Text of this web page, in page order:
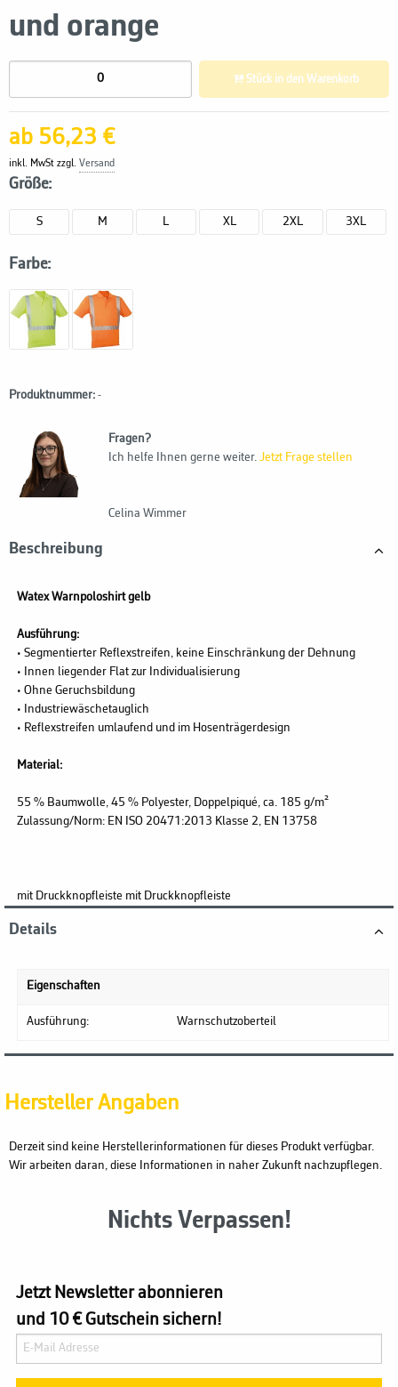
und orange
ab 56,23 €
inkl. MwSt zzgl. Versand
Größe:
S M L XL 2XL 3XL
Farbe:
Stück in den Warenkorb
Produktnummer: -
Fragen?
Ich helfe Ihnen gerne weiter. Jetzt Frage stellen
Celina Wimmer
Beschreibung
Watex Warnpoloshirt gelb
Ausführung:
• Segmentierter Reflexstreifen, keine Einschränkung der Dehnung
• Innen liegender Flat zur Individualisierung
• Ohne Geruchsbildung
• Industriewäschetauglich
• Reflexstreifen umlaufend und im Hosenträgerdesign
Material:
55 % Baumwolle, 45 % Polyester, Doppelpiqué, ca. 185 g/m²
Zulassung/Norm: EN ISO 20471:2013 Klasse 2, EN 13758
mit Druckknopfleiste mit Druckknopfleiste
Details
Eigenschaften
Ausführung: Warnschutzoberteil
Hersteller Angaben
Derzeit sind keine Herstellerinformationen für dieses Produkt verfügbar.
Wir arbeiten daran, diese Informationen in naher Zukunft nachzupflegen.
Nichts Verpassen!
Jetzt Newsletter abonnieren
und 10 € Gutschein sichern!